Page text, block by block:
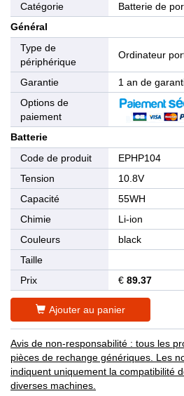
Catégorie
Batterie de
Général
Type de
périphérique
Ordinateur
Garantie
1 an de
Options de
paiement
Batterie
Code de produit
EPHP104
Tension
10.8V
Capacité
55WH
Chimie
Li-ion
Couleurs
black
Taille
Prix
€ 89.37
Ajouter au panier
Avis de non-responsabilité : tous les
pièces de rechange génériques. Les
indiquent uniquement la compatibilité
diverses machines.